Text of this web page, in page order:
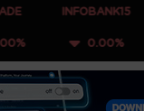
0.00%